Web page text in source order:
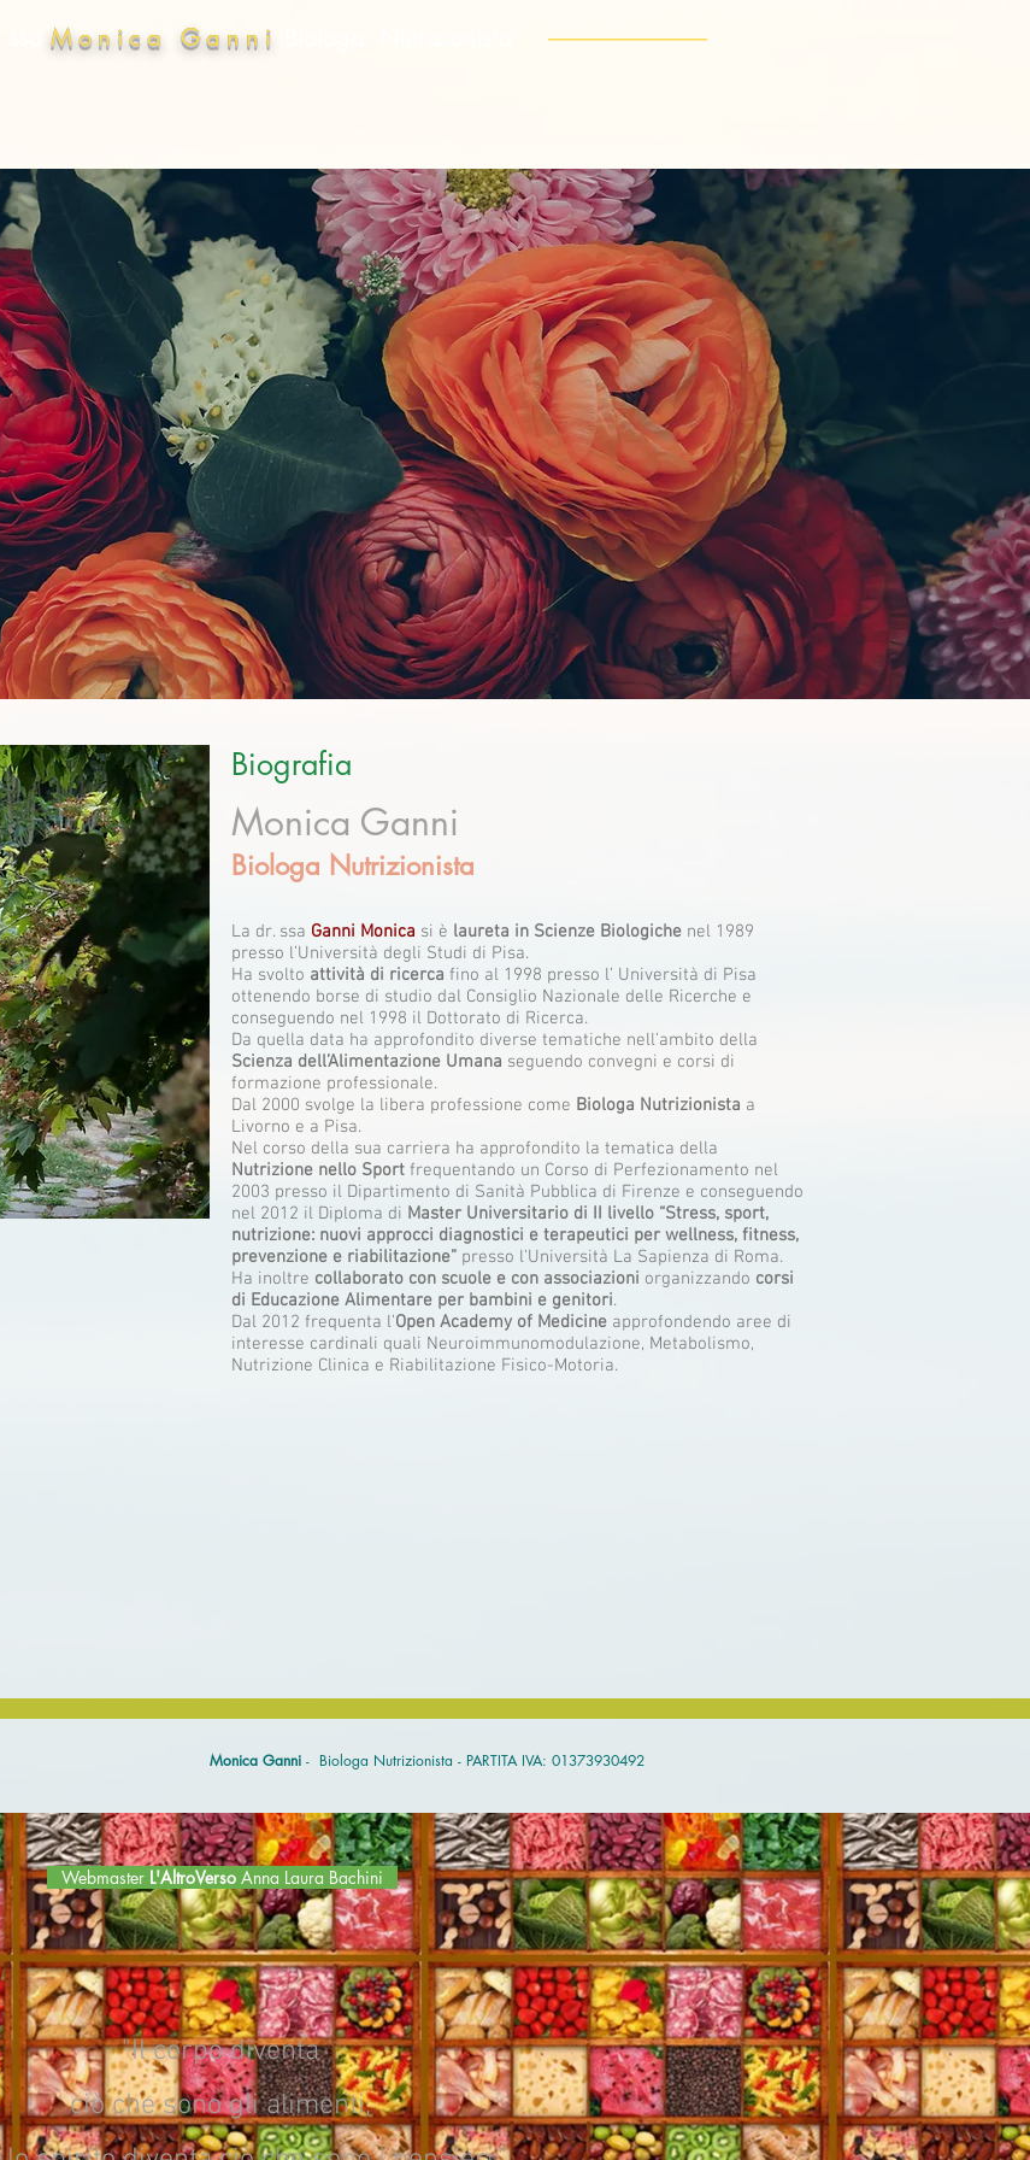
Monica Ganni ---------------------------------
Biografia
Monica Ganni
Biologa Nutrizionista
La dr. ssa Ganni Monica si è laureta in Scienze Biologiche nel 1989
presso l’Università degli Studi di Pisa.
Ha svolto attività di ricerca fino al 1998 presso l’ Università di Pisa
ottenendo borse di studio dal Consiglio Nazionale delle Ricerche e
conseguendo nel 1998 il Dottorato di Ricerca.
Da quella data ha approfondito diverse tematiche nell’ambito della
Scienza dell’Alimentazione Umana seguendo convegni e corsi di
formazione professionale.
Dal 2000 svolge la libera professione come Biologa Nutrizionista a
Livorno e a Pisa.
Nel corso della sua carriera ha approfondito la tematica della
Nutrizione nello Sport frequentando un Corso di Perfezionamento nel
2003 presso il Dipartimento di Sanità Pubblica di Firenze e conseguendo
nel 2012 il Diploma di Master Universitario di II livello “Stress, sport,
nutrizione: nuovi approcci diagnostici e terapeutici per wellness, fitness,
prevenzione e riabilitazione” presso l’Università La Sapienza di Roma.
Ha inoltre collaborato con scuole e con associazioni organizzando corsi
di Educazione Alimentare per bambini e genitori.
Dal 2012 frequenta l’Open Academy of Medicine approfondendo aree di
interesse cardinali quali Neuroimmunomodulazione, Metabolismo,
Nutrizione Clinica e Riabilitazione Fisico-Motoria.
Monica Ganni - Biologa Nutrizionista - PARTITA IVA: 01373930492
Webmaster L'AltroVerso Anna Laura Bachini
"Il corpo diventa
ciò che sono gli alimenti,